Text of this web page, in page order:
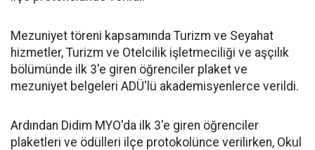
Mezuniyet töreni kapsamında Turizm ve Seyahat
hizmetler, Turizm ve Otelcilik işletmeciliği ve aşçılık
bölümünde ilk 3'e giren öğrenciler plaket ve
mezuniyet belgeleri ADÜ'lü akademisyenlerce verildi.
Ardından Didim MYO'da ilk 3'e giren öğrenciler
plaketleri ve ödülleri ilçe protokolünce verilirken, Okul